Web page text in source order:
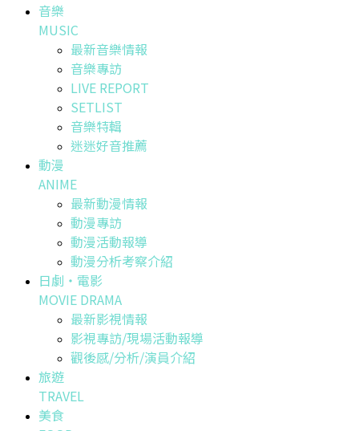
音樂
MUSIC
最新音樂情報
音樂專訪
LIVE REPORT
SETLIST
音樂特輯
迷迷好音推薦
動漫
ANIME
最新動漫情報
動漫專訪
動漫活動報導
動漫分析考察介紹
日劇・電影
MOVIE DRAMA
最新影視情報
影視專訪/現場活動報導
觀後感/分析/演員介紹
旅遊
TRAVEL
美食